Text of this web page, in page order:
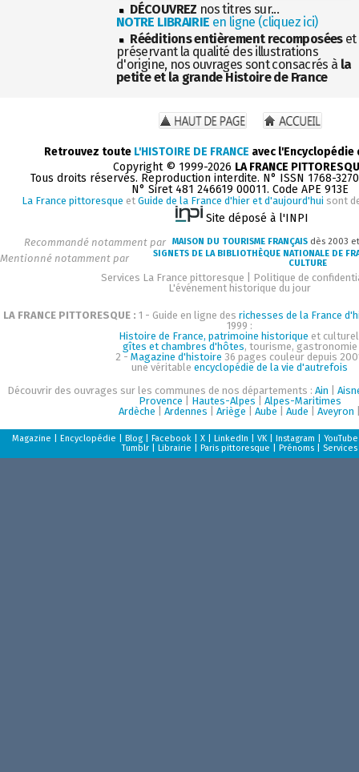
DÉCOUVREZ nos titres sur...
NOTRE LIBRAIRIE en ligne (cliquez ici)
Rééditions entièrement recomposéeset
préservant la qualité des illustrations
d'origine, nos ouvrages sont consacrés à la
petite et la grande Histoire de France
Retrouvez toute L'HISTOIRE DE FRANCE avec
Copyright © 1999-2026 LA FRANCE
Tous droits réservés. Reproduction interdite. N° ISSN 1768-
N° Siret 481 246619 00011. Code APE 913E
La France pittoresque et Guide de la France d'hier et d'aujourd'hui sont
Site déposé à l'INPI
Recommandé notamment par MAISON DU TOURISME FRANÇAIS dès 2003
Mentionné notamment par
SIGNETS DE LA BIBLIOTHÈQUE NATIONALE DE
CULTURE
Services La France pittoresque
Politique de
L'événement historique du jour
LA FRANCE PITTORESQUE : 1 - Guide en ligne des richesses de la France
1999 :
Histoire de France, patrimoine historique et
gîtes et chambres d'hôtes, tourisme, gastronomie
2 - Magazine d'histoire 36 pages couleur depuis
une véritableencyclopédie de la vie d'autrefois
Découvrir des ouvrages sur les communes de nos départements :Ain |
Provence
Hautes-Alpes
Alpes-Maritimes
Ardèche |Ardennes |Ariège |Aube |Aude |Aveyron
Magazine |Encyclopédie |Blog |Facebook |X |LinkedIn |VK |Instagram |YouTube
Tumblr |Librairie |Paris pittoresque |Prénoms Services